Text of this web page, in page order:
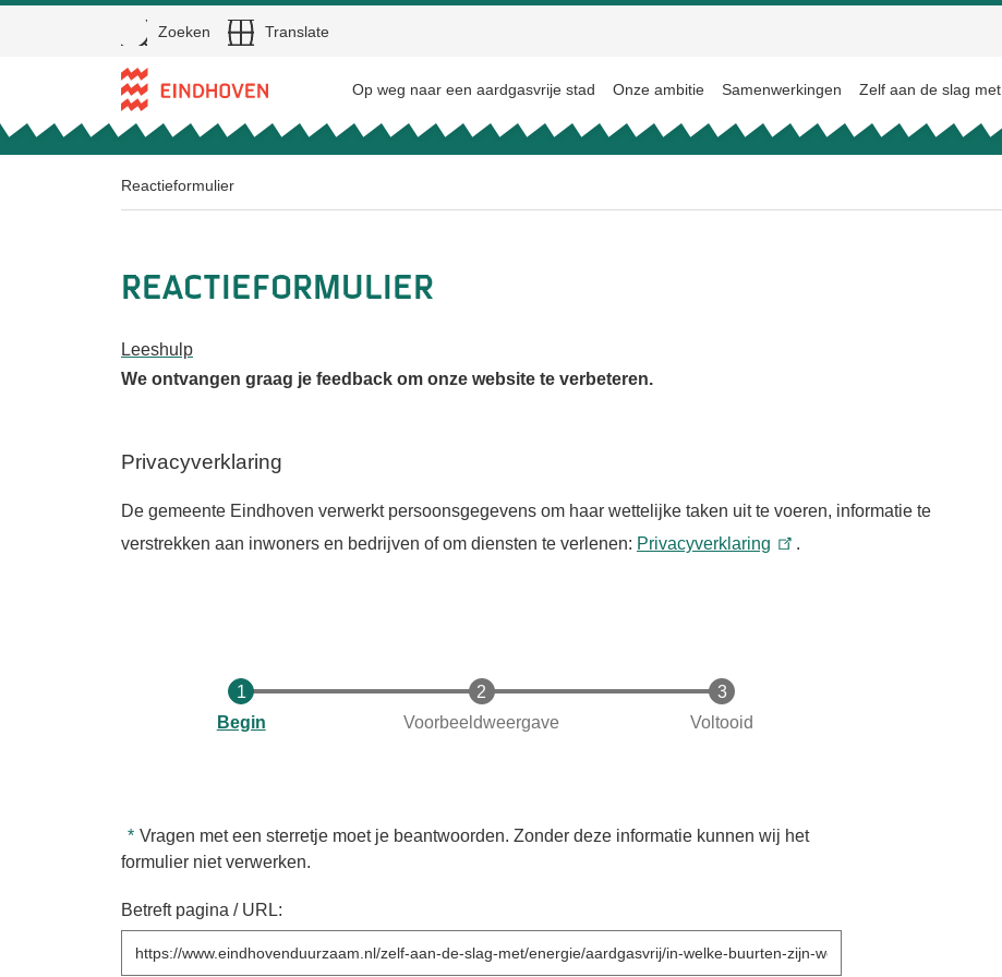
Direct naar de inhoud
Open
Zoeken Translate
Op weg naar een aardgasvrije stad Onze ambitie Samenwerkingen Zelf aan de slag met
Reactieformulier
Reactieformulier
Leeshulp
We ontvangen graag je feedback om onze website te verbeteren.
Privacyverklaring
De gemeente Eindhoven verwerkt persoonsgegevens om haar wettelijke taken uit te voeren, informatie te
verstrekken aan inwoners en bedrijven of om diensten te verlenen: Privacyverklaring .
Huidige
Begin Voorbeeldweergave Voltooid
Vragen met een sterretje moet je beantwoorden. Zonder deze informatie kunnen wij het
formulier niet verwerken.
Betreft pagina / URL: